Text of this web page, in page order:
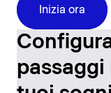
Inizia ora
passaggi